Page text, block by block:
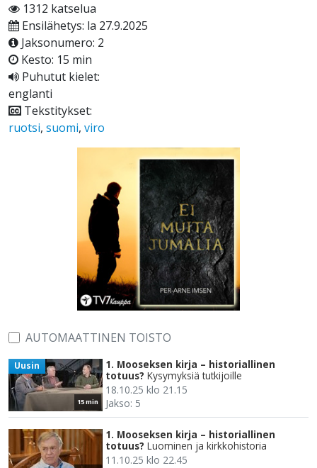
1312 katselua
Ensilähetys: la 27.9.2025
Jaksonumero: 2
Kesto: 15 min
Puhutut kielet:
englanti
Tekstitykset:
ruotsi, suomi, viro
AUTOMAATTINEN TOISTO
15 min
Uusin
1. Mooseksen kirja – historiallinen
totuus? Kysymyksiä tutkijoille
18.10.25 klo 21.15
Jakso: 5
1. Mooseksen kirja – historiallinen
totuus? Luominen ja kirkkohistoria
11.10.25 klo 22.45